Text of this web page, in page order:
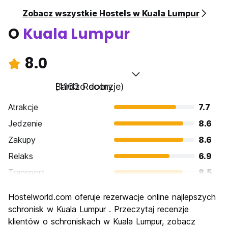
Zobacz wszystkie Hostels w Kuala Lumpur
O Kuala Lumpur
8.0
Bardzo dobry
(1163 Recenzje)
Atrakcje
7.7
Jedzenie
8.6
Zakupy
8.6
Relaks
6.9
Transport
8.5
Kultura
Imprezy
Hostelworld.com oferuje rezerwacje online najlepszych
schronisk w Kuala Lumpur . Przeczytaj recenzje
klientów o schroniskach w Kuala Lumpur, zobacz